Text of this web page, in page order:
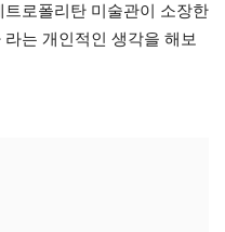
로폴리탄 미술관이 소장한
는 개인적인 생각을 해보